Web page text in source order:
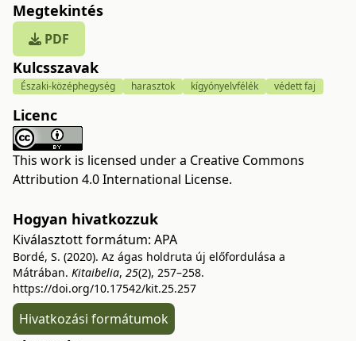
Megtekintés
PDF
Kulcsszavak
Északi-középhegység harasztok kígyónyelvfélék védett faj
Licenc
This work is licensed under a Creative Commons
Attribution 4.0 International License.
Hogyan hivatkozzuk
Kiválasztott formátum: APA
Bordé, S. (2020). Az ágas holdruta új előfordulása a
Mátrában. Kitaibelia, 25(2), 257–258.
https://doi.org/10.17542/kit.25.257
Hivatkozási formátumok